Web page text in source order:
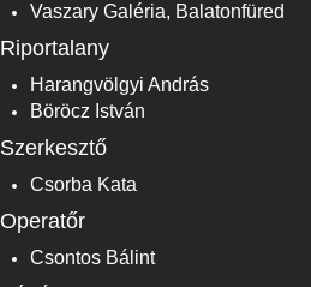
Vaszary Galéria, Balatonfüred
Riportalany
Harangvölgyi András
Böröcz István
Szerkesztő
Csorba Kata
Operatőr
Csontos Bálint